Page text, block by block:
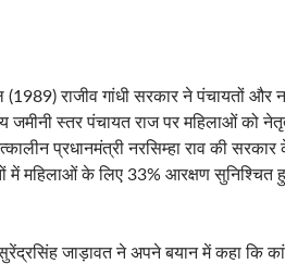
(1989) राजीव गांधी सरकार ने पंचायतों
जमीनी स्तर पंचायत राज पर महिलाओं को
प्रधानमंत्री नरसिम्हा राव की
में महिलाओं के लिए 33% आरक्षण सुनिश्चित
जाड़ावत ने अपने बयान में कहा कि